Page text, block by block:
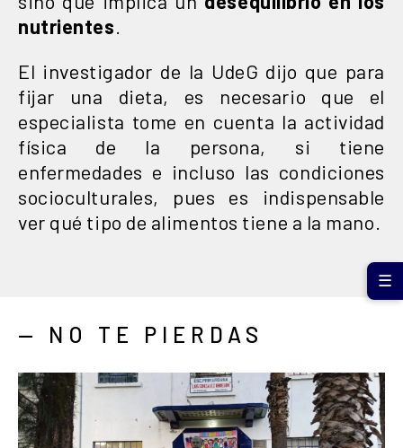
nutrientes
El investigador de la UdeG dijo que para
fijar una dieta, es necesario que el
especialista tome en cuenta la actividad
física de la persona, si tiene
enfermedades e incluso las condiciones
socioculturales, pues es indispensable
ver qué tipo de alimentos tiene a la mano.
— NO TE PIERDAS
☰